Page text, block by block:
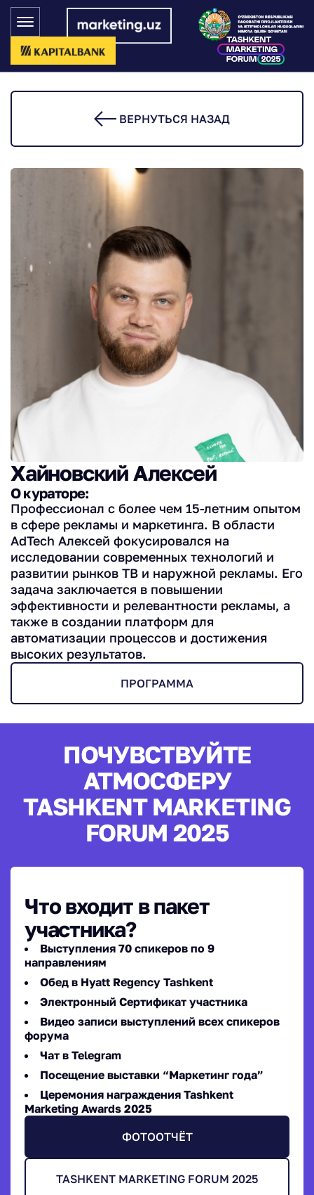
ВЕРНУТЬСЯ НАЗАД
Хайновский Алексей
О кураторе:
Профессионал с более чем 15-летним опытом
в сфере рекламы и маркетинга. В области
AdTech Алексей фокусировался на
исследовании современных технологий и
развитии рынков ТВ и наружной рекламы. Его
задача заключается в повышении
эффективности и релевантности рекламы, а
также в создании платформ для
автоматизации процессов и достижения
высоких результатов.
ПРОГРАММА
ПОЧУВСТВУЙТЕ
АТМОСФЕРУ
TASHKENT MARKETING
FORUM 2025
Что входит в пакет
участника?
Выступления 70 спикеров по 9
направлениям
Обед в Hyatt Regency Tashkent
Электронный Сертификат участника
Видео записи выступлений всех спикеров
форума
Чат в Telegram
Посещение выставки “Маркетинг года”
Церемония награждения Tashkent
Marketing Awards 2025
ФОТООТЧЁТ
TASHKENT MARKETING FORUM 2025